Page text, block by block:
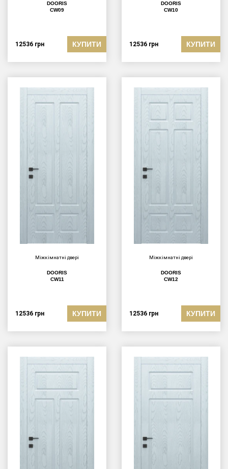
DOORIS
CW09
12536 грн КУПИТИ
DOORIS
CW10
12536 грн КУПИТИ
Міжкімнатні двері
DOORIS
CW11
12536 грн КУПИТИ
Міжкімнатні двері
DOORIS
CW12
12536 грн КУПИТИ